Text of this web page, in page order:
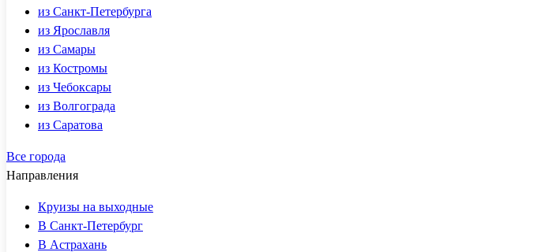
из Санкт-Петербурга
из Ярославля
из Самары
из Костромы
из Чебоксары
из Волгограда
из Саратова
Все города
Направления
Круизы на выходные
В Санкт-Петербург
В Астрахань